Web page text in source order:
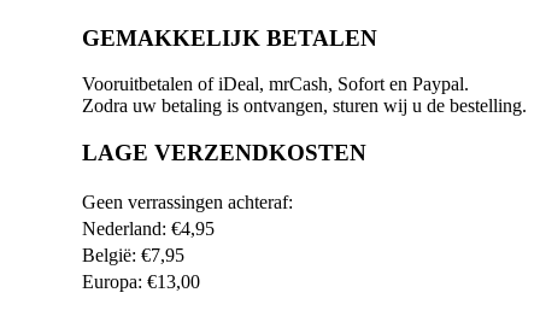
GEMAKKELIJK BETALEN
Vooruitbetalen of iDeal, mrCash, Sofort en Paypal.
Zodra uw betaling is ontvangen, sturen wij u de bestelling.
LAGE VERZENDKOSTEN
Geen verrassingen achteraf:
Nederland: €4,95
België: €7,95
Europa: €13,00